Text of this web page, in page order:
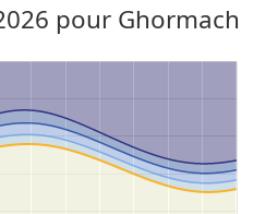
pour Ghormach